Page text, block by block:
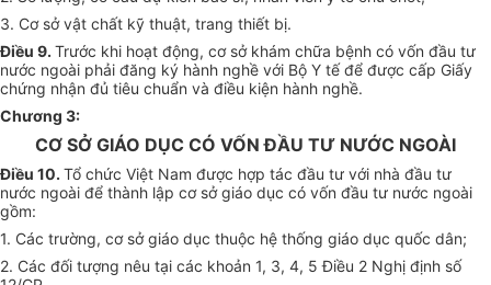
3. Cơ sở vật chất kỹ thuật, trang thiết bị.
Điều 9. Trước khi hoạt động, cơ sở khám chữa bệnh có vốn đầu tư
nước ngoài phải đăng ký hành nghề với Bộ Y tế để được cấp Giấy
chứng nhận đủ tiêu chuẩn và điều kiện hành nghề.
Chương 3:
CƠ SỞ GIÁO DỤC CÓ VỐN ĐẦU TƯ NƯỚC NGOÀI
Điều 10. Tổ chức Việt Nam được hợp tác đầu tư với nhà đầu tư
nước ngoài để thành lập cơ sở giáo dục có vốn đầu tư nước ngoài
gồm:
1. Các trường, cơ sở giáo dục thuộc hệ thống giáo dục quốc dân;
2. Các đối tượng nêu tại các khoản 1, 3, 4, 5 Điều 2 Nghị định số